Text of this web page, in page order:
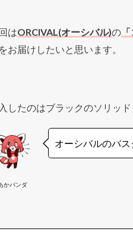
はORCIVAL(オーシバル)の
お届けしたいと思います。
したのはブラックのソリッド
かパンダ
オーシバルのバ